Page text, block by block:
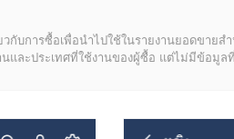
วกับการซื้อเพื่อนำไปใช้ในรายงานยอดขายส
และประเทศที่ใช้งานของผู้ซื้อ แต่ไม่มีข้อมูล